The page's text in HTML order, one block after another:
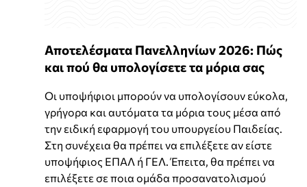
Αποτελέσματα Πανελληνίων 2026: Πώς
και πού θα υπολογίσετε τα μόρια σας
Οι υποψήφιοι μπορούν να υπολογίσουν εύκολα,
γρήγορα και αυτόματα τα μόρια τους μέσα από
την ειδική εφαρμογή του υπουργείου Παιδείας.
Στη συνέχεια θα πρέπει να επιλέξετε αν είστε
υποψήφιος ΕΠΑΛ ή ΓΕΛ. Έπειτα, θα πρέπει να
επιλέξετε σε ποια ομάδα προσανατολισμού